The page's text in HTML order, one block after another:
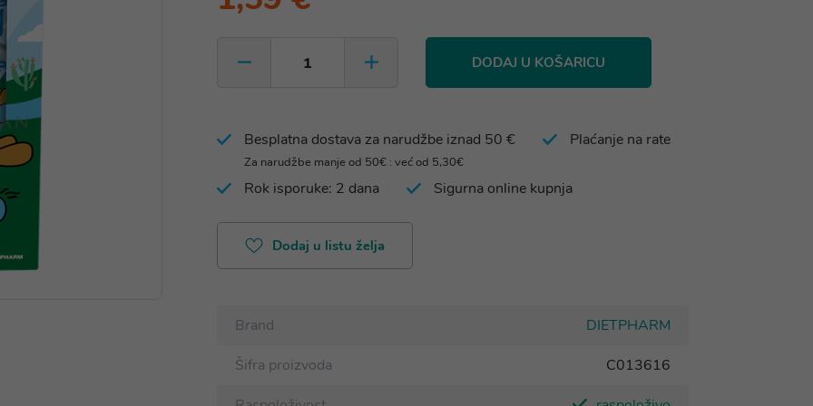
DODAJ U KOŠARICU
Besplatna dostava za narudžbe iznad 50 €
Za narudžbe manje od 50€ : već od 5,30€
Plaćanje na rate
Rok isporuke: 2 dana Sigurna online kupnja
Dodaj u listu želja
Brand
DIETPHARM
Šifra proizvoda
C013616